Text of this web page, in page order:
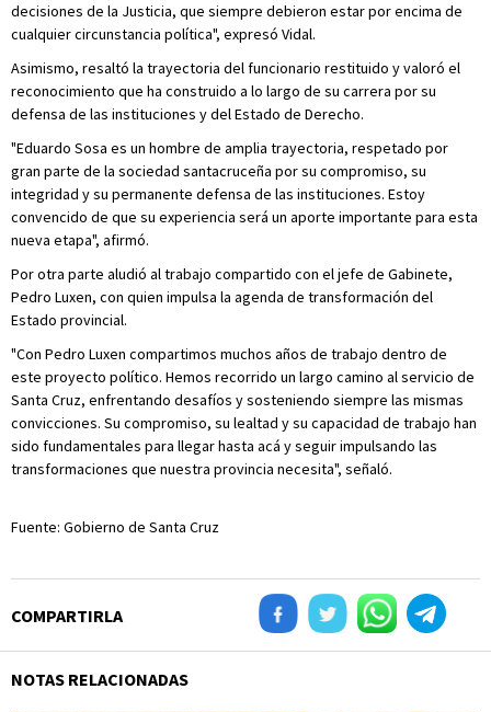
decisiones de la Justicia, que siempre debieron estar por encima de
cualquier circunstancia política", expresó Vidal.
Asimismo, resaltó la trayectoria del funcionario restituido y valoró el
reconocimiento que ha construido a lo largo de su carrera por su
defensa de las instituciones y del Estado de Derecho.
"Eduardo Sosa es un hombre de amplia trayectoria, respetado por
gran parte de la sociedad santacruceña por su compromiso, su
integridad y su permanente defensa de las instituciones. Estoy
convencido de que su experiencia será un aporte importante para esta
nueva etapa", afirmó.
Por otra parte aludió al trabajo compartido con el jefe de Gabinete,
Pedro Luxen, con quien impulsa la agenda de transformación del
Estado provincial.
"Con Pedro Luxen compartimos muchos años de trabajo dentro de
este proyecto político. Hemos recorrido un largo camino al servicio de
Santa Cruz, enfrentando desafíos y sosteniendo siempre las mismas
convicciones. Su compromiso, su lealtad y su capacidad de trabajo han
sido fundamentales para llegar hasta acá y seguir impulsando las
transformaciones que nuestra provincia necesita", señaló.
Fuente: Gobierno de Santa Cruz
COMPARTIRLA
NOTAS RELACIONADAS